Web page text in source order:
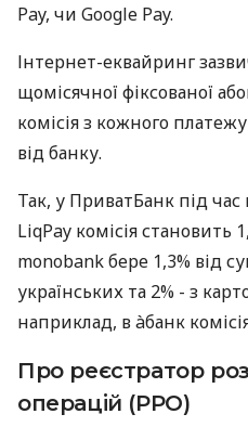
Pay, чи Google Pay.
Інтернет-еквайринг
щомісячної фіксованої
комісія з кожного
від банку.
Так, у ПриватБанк під
LiqPay комісія становить
monobank бере 1,3% від
українських та 2% - з
наприклад, в àбанк
Про реєстратор
операцій (РРО)